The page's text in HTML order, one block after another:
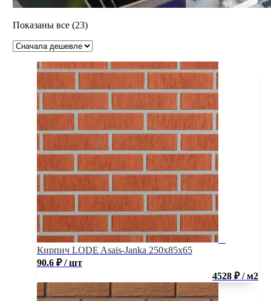
Показаны все (23)Цены:
возрастанию
Кирпич LODE Asais-Janka 250x85x65
90.6 ₽ / шт
4528 ₽ / м2